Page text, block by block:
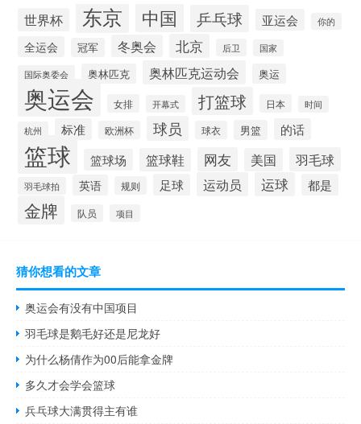
世界杯 东京 中国 乒乓球 亚运会 你的
全运会 冠军 冬奥会 北京 后卫 国家
国际奥委会 奥林匹克 奥林匹克运动会 奥运
奥运会 女排 开幕式 打篮球 日本 时间
杭州 标准 欧洲杯 球员 球衣 男篮 的话
篮球 篮球场 篮球鞋 网友 美国 羽毛球
羽毛球拍 英语 规则 足球 运动员 运球 都是
金牌 队员 项目
猜你想看的文章
奥运会有没有中国项目
羽毛球是鹅毛好还是尼龙好
为什么杨倩作为00后能拿金牌
多久才会学会篮球
兵乓球大满贯得主有谁